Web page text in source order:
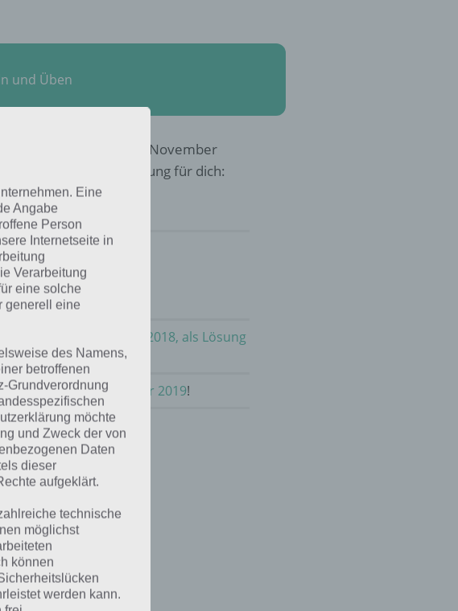
und Üben
zu Amsterdam im November
hier die Lösung für dich:
einem Jahr, am 14.11.2018, als Lösung
im November 2019!
Eine
Angabe
Person
Internetseite in
Verarbeitung
eine solche
generell eine
des Namens,
betroffenen
Grundverordnung
möchte
und Zweck der von
Daten
dieser
aufgeklärt.
technische
möglichst
können
werden kann.